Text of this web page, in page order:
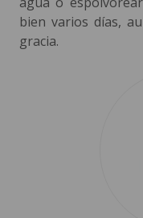
bien varios días,
gracia.